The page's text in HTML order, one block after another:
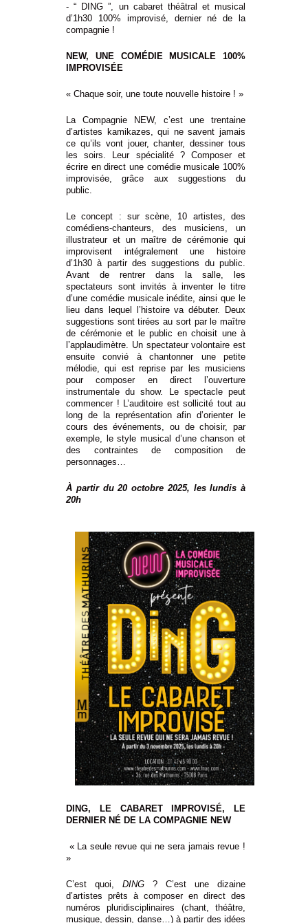
- “ DING”, un cabaret théâtral et musical
d’1h30 100% improvisé, dernier né de la
compagnie !
NEW, UNE COMÉDIE MUSICALE 100%
IMPROVISÉE
« Chaque soir, une toute nouvelle histoire ! »
La Compagnie NEW, c’est une trentaine
d’artistes kamikazes, qui ne savent jamais
ce qu’ils vont jouer, chanter, dessiner tous
les soirs. Leur spécialité ? Composer et
écrire en direct une comédie musicale 100%
improvisée, grâce aux suggestions du
public.
Le concept : sur scène, 10 artistes, des
comédiens-chanteurs, des musiciens, un
illustrateur et un maître de cérémonie qui
improvisent intégralement une histoire
d’1h30 à partir des suggestions du public.
Avant de rentrer dans la salle, les
spectateurs sont invités à inventer le titre
d’une comédie musicale inédite, ainsi que le
lieu dans lequel l’histoire va débuter. Deux
suggestions sont tirées au sort par le maître
de cérémonie et le public en choisit une à
l’applaudimètre. Un spectateur volontaire est
ensuite convié à chantonner une petite
mélodie, qui est reprise par les musiciens
pour composer en direct l’ouverture
instrumentale du show. Le spectacle peut
commencer ! L’auditoire est sollicité tout au
long de la représentation afin d’orienter le
cours des événements, ou de choisir, par
exemple, le style musical d’une chanson et
des contraintes de composition de
personnages…
À partir du 20 octobre 2025, les lundis à
20h
DING, LE CABARET IMPROVISÉ, LE
DERNIER NÉ DE LA COMPAGNIE NEW
« La seule revue qui ne sera jamais revue !
»
C’est quoi, DING ? C’est une dizaine
d’artistes prêts à composer en direct des
numéros pluridisciplinaires (chant, théâtre,
musique, dessin, danse…) à partir des idées